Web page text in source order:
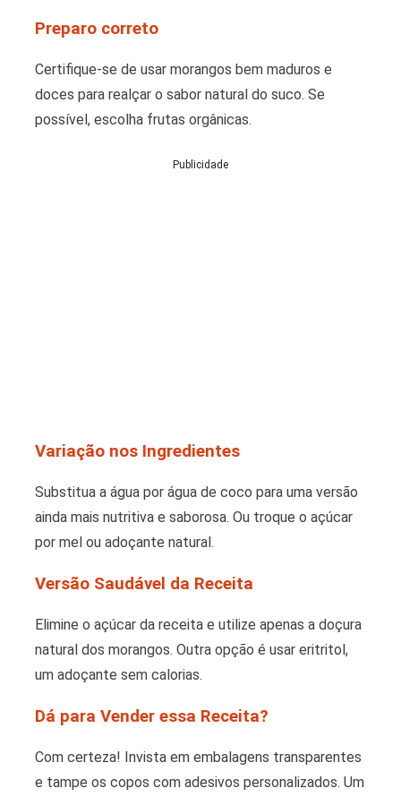
Preparo correto
Certifique-se de usar morangos bem maduros e
doces para realçar o sabor natural do suco. Se
possível, escolha frutas orgânicas.
Publicidade
Variação nos Ingredientes
Substitua a água por água de coco para uma versão
ainda mais nutritiva e saborosa. Ou troque o açúcar
por mel ou adoçante natural.
Versão Saudável da Receita
Elimine o açúcar da receita e utilize apenas a doçura
natural dos morangos. Outra opção é usar eritritol,
um adoçante sem calorias.
Dá para Vender essa Receita?
Com certeza! Invista em embalagens transparentes
e tampe os copos com adesivos personalizados. Um